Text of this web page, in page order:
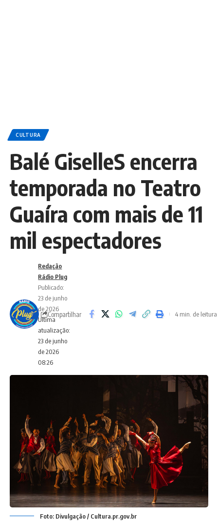
CULTURA
Balé GiselleS encerra
temporada no Teatro
Guaíra com mais de 11
mil espectadores
Ultima
atualização:
23 de junho
de 2026
08:26
Redação
Rádio Plug
Publicado:
23 de junho
de 2026
Compartilhar 4 min. de leitura
Foto: Divulgação / Cultura.pr.gov.br